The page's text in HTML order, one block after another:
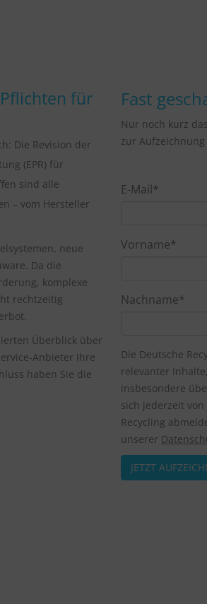
für
Die Revision der
(EPR) für
sind alle
– vom Hersteller
neue
Da die
komplexe
rechtzeitig
Überblick über
Anbieter Ihre
haben Sie die
Fast
Nur noch kurz
zur
E-Mail*
Vorname*
Nachname*
Die Deutsche
relevanter
insbesondere
sich jederzeit
Recycling
unserer